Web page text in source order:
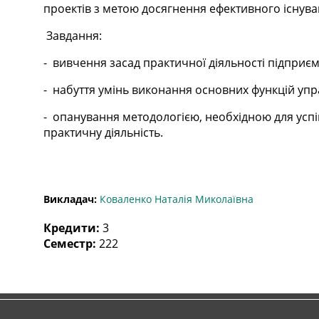
проектів з метою досягнення ефективного
Завдання:
- вивчення засад практичної діяльності
- набуття умінь виконання основних функцій
- опанування методологією, необхідною для
практичну діяльність.
Викладач: Коваленко Наталія Миколаївна
Кредити:3
Семестр:222